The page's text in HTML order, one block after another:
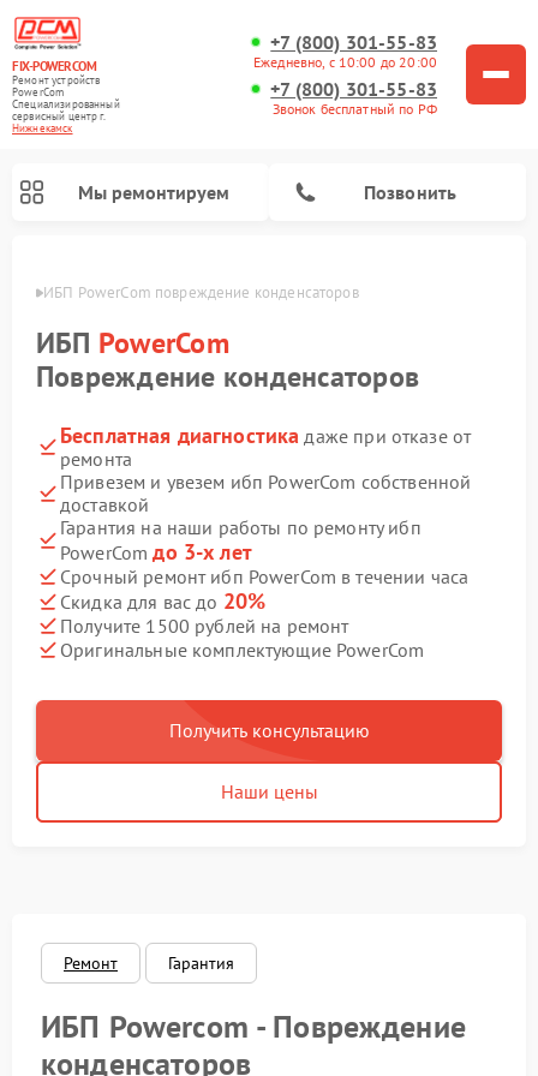
FIX-POWERCOM
Ремонт устройств
PowerCom
Специализированный
cервисный центр г.
Нижнекамск
+7 (800) 301-55-83
Ежедневно, с 10:00 до 20:00
+7 (800) 301-55-83
Звонок бесплатный по РФ
Мы ремонтируем Позвонить
ИБП PowerCom повреждение конденсаторов
ИБП PowerCom
Повреждение конденсаторов
Бесплатная диагностика даже при отказе от
ремонта
Привезем и увезем ибп PowerCom собственной
доставкой
Гарантия на наши работы по ремонту ибп
PowerComдо 3-х лет
Срочный ремонт ибп PowerCom в течении часа
Скидка для вас до 20%
Получите 1500 рублей на ремонт
Оригинальные комплектующие PowerCom
Получить консультацию
Наши цены
Ремонт Гарантия
ИБП Powercom - Повреждение
конденсаторов